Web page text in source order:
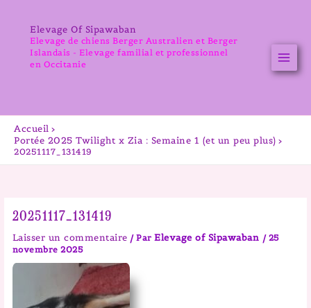
contenuElevage Of Sipawaban
Elevage de chiens Berger Australien et Berger
Islandais - Elevage familial et professionnel
en Occitanie
Accueil
Portée 2025 Twilight x Zia : Semaine 1 (et un peu plus)
20251117_131419
20251117_131419
Laisser un commentaire / ParElevage of Sipawaban / 25
novembre 2025